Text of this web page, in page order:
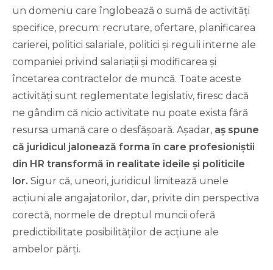
un domeniu care înglobează o sumă de activități
specifice, precum: recrutare, ofertare, planificarea
carierei, politici salariale, politici și reguli interne ale
companiei privind salariații și modificarea și
încetarea contractelor de muncă. Toate aceste
activități sunt reglementate legislativ, firesc dacă
ne gândim că nicio activitate nu poate exista fără
resursa umană care o desfășoară. Așadar, aș spune
că juridicul jalonează forma în care profesioniștii
din HR transformă în realitate ideile și politicile
lor. Sigur că, uneori, juridicul limitează unele
acțiuni ale angajatorilor, dar, privite din perspectiva
corectă, normele de dreptul muncii oferă
predictibilitate posibilităților de acțiune ale
ambelor părți.